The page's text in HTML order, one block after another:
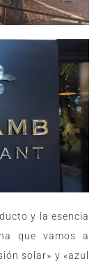
y la esencia
que vamos a
solar» y «azul